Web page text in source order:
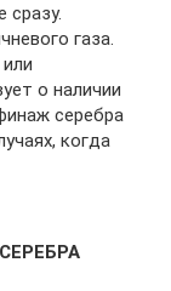
сразу.
газа.
о наличии
серебра
когда